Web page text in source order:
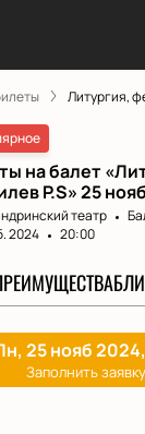
Литургия,
на балет
P.S» 25
театр
2024
20:00